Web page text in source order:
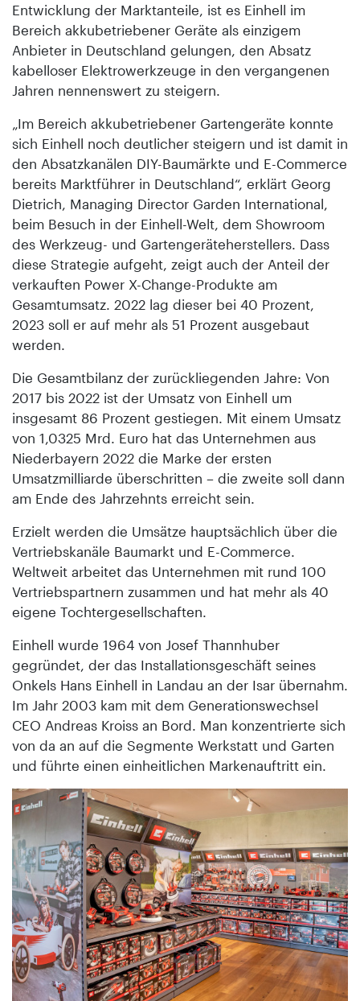
Entwicklung der Marktanteile, ist es Einhell im
Bereich akkubetriebener Geräte als einzigem
Anbieter in Deutschland gelungen, den Absatz
kabelloser Elektrowerkzeuge in den vergangenen
Jahren nennenswert zu steigern.
„Im Bereich akkubetriebener Gartengeräte konnte
sich Einhell noch deutlicher steigern und ist damit in
den Absatzkanälen DIY-Baumärkte und E-Commerce
bereits Marktführer in Deutschland“, erklärt Georg
Dietrich, Managing Director Garden International,
beim Besuch in der Einhell-Welt, dem Showroom
des Werkzeug- und Gartengeräteherstellers. Dass
diese Strategie aufgeht, zeigt auch der Anteil der
verkauften Power X-Change-Produkte am
Gesamtumsatz. 2022 lag dieser bei 40 Prozent,
2023 soll er auf mehr als 51 Prozent ausgebaut
werden.
Die Gesamtbilanz der zurückliegenden Jahre: Von
2017 bis 2022 ist der Umsatz von Einhell um
insgesamt 86 Prozent gestiegen. Mit einem Umsatz
von 1,0325 Mrd. Euro hat das Unternehmen aus
Niederbayern 2022 die Marke der ersten
Umsatzmilliarde überschritten – die zweite soll dann
am Ende des Jahrzehnts erreicht sein.
Erzielt werden die Umsätze hauptsächlich über die
Vertriebskanäle Baumarkt und E-Commerce.
Weltweit arbeitet das Unternehmen mit rund 100
Vertriebspartnern zusammen und hat mehr als 40
eigene Tochtergesellschaften.
Einhell wurde 1964 von Josef Thannhuber
gegründet, der das Installationsgeschäft seines
Onkels Hans Einhell in Landau an der Isar übernahm.
Im Jahr 2003 kam mit dem Generationswechsel
CEO Andreas Kroiss an Bord. Man konzentrierte sich
von da an auf die Segmente Werkstatt und Garten
und führte einen einheitlichen Markenauftritt ein.